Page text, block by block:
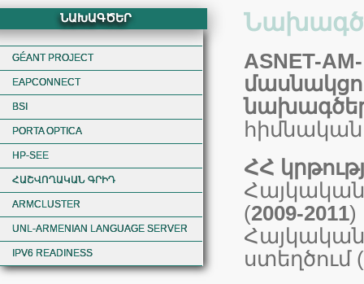
ՆԱԽԱԳԾԵՐ
GÉANT PROJECT
EAPCONNECT
BSI
PORTA OPTICA
HP-SEE
ՀԱՇՎՈՂԱԿԱՆ ԳՐԻԴ
ARMCLUSTER
UNL-ARMENIAN LANGUAGE SERVER
IPV6 READINESS
ASNET-
ՀՀ
(2009-2011)
ստեղծում (